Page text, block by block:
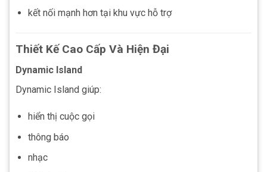
kết nối mạnh hơn tại khu vực hỗ trợ
Thiết Kế Cao Cấp Và Hiện Đại
Dynamic Island
Dynamic Island giúp:
hiển thị cuộc gọi
thông báo
nhạc